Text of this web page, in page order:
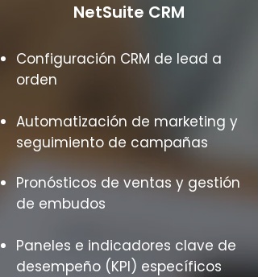
NetSuite CRM
Configuración CRM de lead a
orden
Automatización de marketing y
seguimiento de campañas
Pronósticos de ventas y gestión
de embudos
Paneles e indicadores clave de
desempeño (KPI) específicos